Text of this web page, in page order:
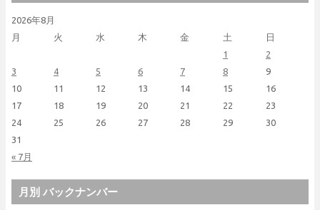
2026年8月
月
火 水 木 金 土 日
« 7月
1
2
3
4 5 6 7 8
9
10
11 12 13 14 15
16
17
18 19 20 21 22
23
24
25 26 27 28 29
30
31
月別 バックナンバー